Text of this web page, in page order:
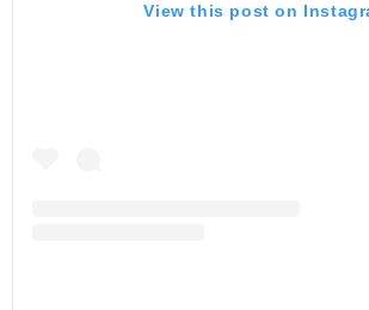
View this post on